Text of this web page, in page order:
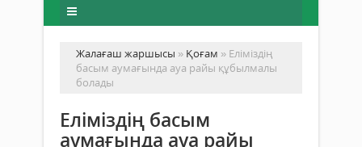
Жалағаш жаршысы » Қоғам » Еліміздің
басым аумағында ауа райы құбылмалы
болады
Еліміздің басым
аумағында ауа райы